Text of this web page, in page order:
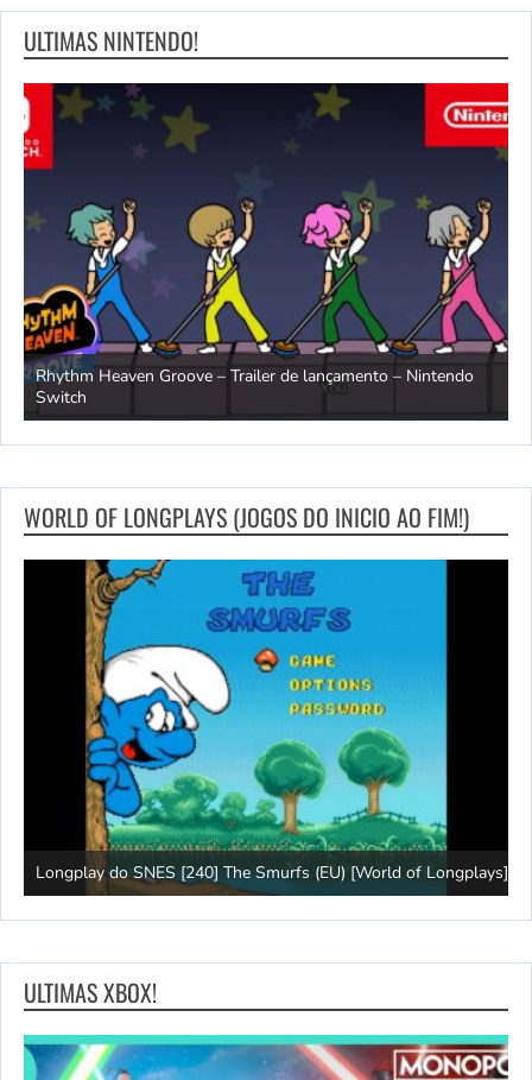
ULTIMAS NINTENDO!
Rhythm Heaven Groove – Trailer de lançamento – Nintendo
Switch
WORLD OF LONGPLAYS (JOGOS DO INICIO AO FIM!)
Longplay do SNES [240] The Smurfs (EU) [World of Longplays]
ULTIMAS XBOX!